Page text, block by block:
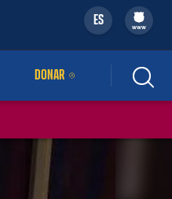
ES
filled-badge
www
DONARENLACE EXTERNO